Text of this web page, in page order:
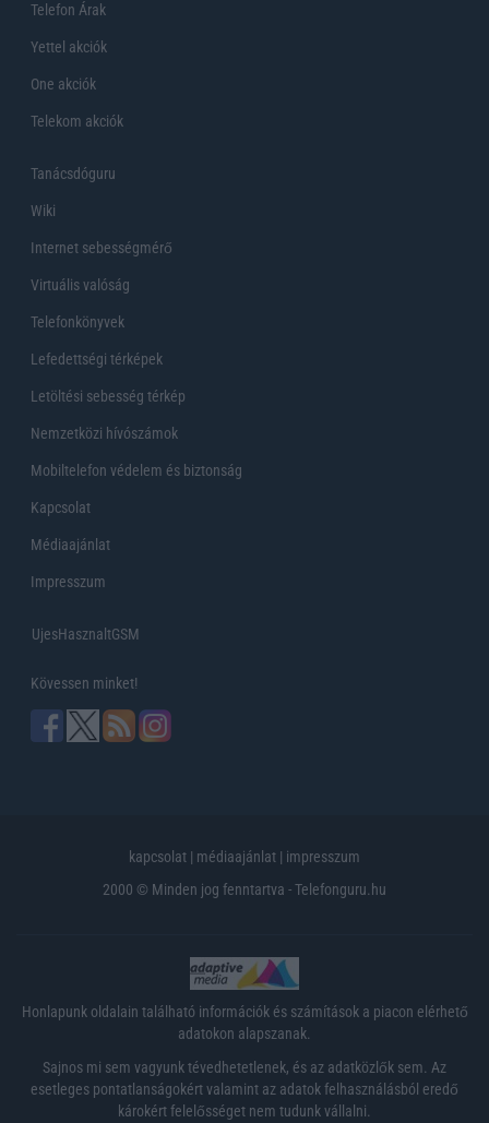
Telefon Árak
Yettel akciók
One akciók
Telekom akciók
Tanácsdóguru
Wiki
Internet sebességmérő
Virtuális valóság
Telefonkönyvek
Lefedettségi térképek
Letöltési sebesség térkép
Nemzetközi hívószámok
Mobiltelefon védelem és biztonság
Kapcsolat
Médiaajánlat
Impresszum
UjesHasznaltGSM
Kövessen minket!
kapcsolat | médiaajánlat | impresszum
2000 © Minden jog fenntartva - Telefonguru.hu
Honlapunk oldalain található információk és számítások a piacon elérhető
adatokon alapszanak.
Sajnos mi sem vagyunk tévedhetetlenek, és az adatközlők sem. Az
esetleges pontatlanságokért valamint az adatok felhasználásból eredő
károkért felelősséget nem tudunk vállalni.